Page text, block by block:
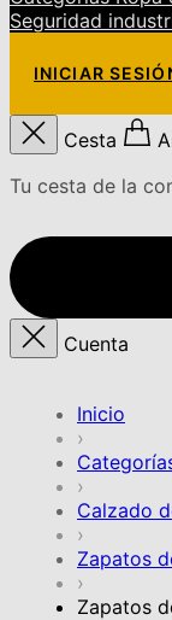
Seguridad
INICIAR
Cesta
Tu cesta de la
Cuenta
Inicio
›
›
Calzado
›
Zapatos
›
Zapatos